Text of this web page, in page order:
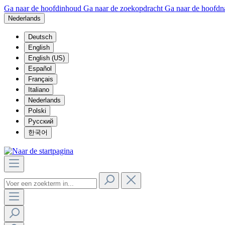
Ga naar de hoofdinhoud Ga naar de zoekopdracht Ga naar de
Nederlands
Deutsch
English
English (US)
Español
Français
Italiano
Nederlands
Polski
Русский
한국어